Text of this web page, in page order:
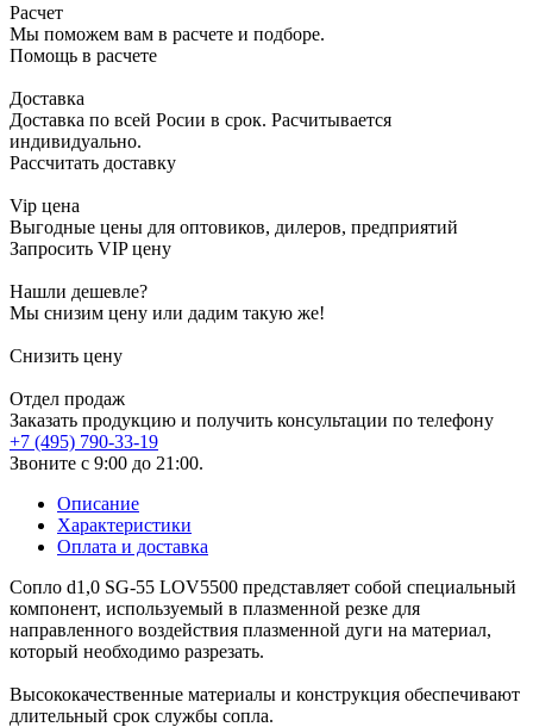
Расчет
Мы поможем вам в расчете и подборе.
Помощь в расчете
Доставка
Доставка по всей Росии в срок. Расчитывается
индивидуально.
Рассчитать доставку
Vip цена
Выгодные цены для оптовиков, дилеров, предприятий
Запросить VIP цену
Нашли дешевле?
Мы снизим цену или дадим такую же!
Снизить цену
Отдел продаж
Заказать продукцию и получить консультации по телефону
+7 (495) 790-33-19
Звоните с 9:00 до 21:00.
Описание
Характеристики
Оплата и доставка
Сопло d1,0 SG-55 LOV5500 представляет собой специальный
компонент, используемый в плазменной резке для
направленного воздействия плазменной дуги на материал,
который необходимо разрезать.
Высококачественные материалы и конструкция обеспечивают
длительный срок службы сопла.